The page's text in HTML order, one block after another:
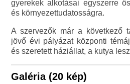
gyerekek alkotásai egyszerre
és környezettudatosságra.
A szervezők már a következő
jövő évi pályázat központi
és szeretett háziállat, a kutya
Galéria (20 kép)